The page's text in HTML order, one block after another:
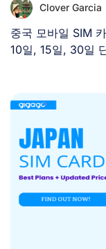
Clover Garcia
중국 모바일 SIM
10일, 15일, 30일